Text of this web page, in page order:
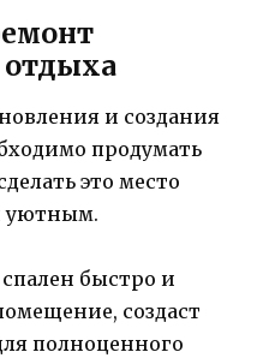
и создания
продумать
это место
уютным.
быстро и
создаст
полноценного